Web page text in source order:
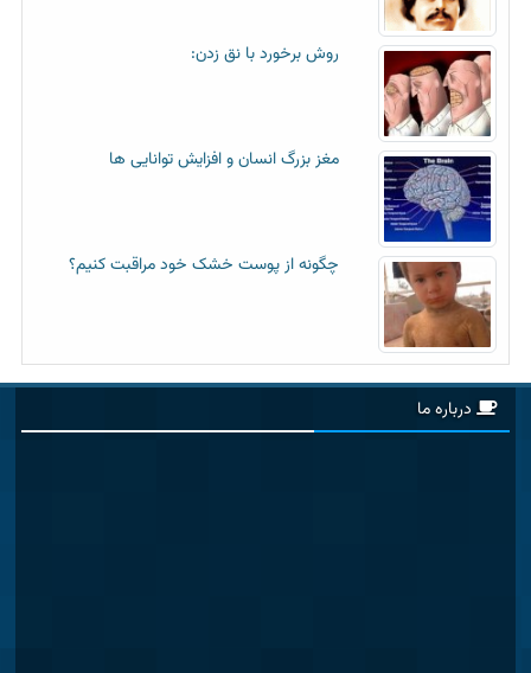
روش برخورد با نق زدن:
مغز بزرگ انسان و افزایش توانایی ها
چگونه از پوست خشک خود مراقبت کنیم؟
درباره ما